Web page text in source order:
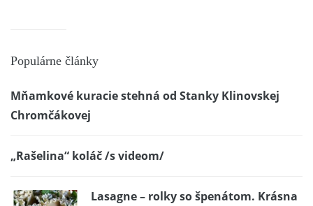
Populárne články
Mňamkové kuracie stehná od Stanky Klinovskej
Chromčákovej
„Rašelina“ koláč /s videom/
Lasagne – rolky so špenátom. Krásna